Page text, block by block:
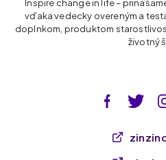
Inspire change in life –
vďaka vedecky overeným a
doplnkom, produktom
životný